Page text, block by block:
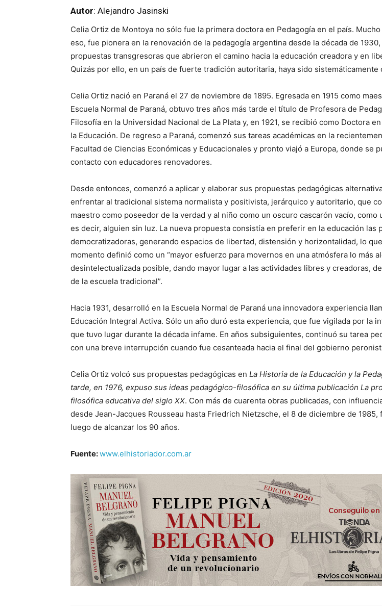
Autor: Alejandro Jasinski
Celia Ortiz de Montoya no sólo fue la primera doctora en Pedagogía en el país. Mucho
eso, fue pionera en la renovación de la pedagogía argentina desde la década de 1930,
propuestas transgresoras que abrieron el camino hacia la educación creadora y en
Quizás por ello, en un país de fuerte tradición autoritaria, haya sido sistemáticamente
Celia Ortiz nació en Paraná el 27 de noviembre de 1895. Egresada en 1915 como
Escuela Normal de Paraná, obtuvo tres años más tarde el título de Profesora de
Filosofía en la Universidad Nacional de La Plata y, en 1921, se recibió como Doctora
la Educación. De regreso a Paraná, comenzó sus tareas académicas en la
Facultad de Ciencias Económicas y Educacionales y pronto viajó a Europa, donde se
contacto con educadores renovadores.
Desde entonces, comenzó a aplicar y elaborar sus propuestas pedagógicas
enfrentar al tradicional sistema normalista y positivista, jerárquico y autoritario, que
maestro como poseedor de la verdad y al niño como un oscuro cascarón vacío, como
es decir, alguien sin luz. La nueva propuesta consistía en preferir en la educación las
democratizadoras, generando espacios de libertad, distensión y horizontalidad, lo
momento definió como un “mayor esfuerzo para movernos en una atmósfera lo más
desintelectualizada posible, dando mayor lugar a las actividades libres y creadoras,
de la escuela tradicional”.
Hacia 1931, desarrolló en la Escuela Normal de Paraná una innovadora experiencia
Educación Integral Activa. Sólo un año duró esta experiencia, que fue vigilada por la
que tuvo lugar durante la década infame. En años subsiguientes, continuó su tarea
con una breve interrupción cuando fue cesanteada hacia el final del gobierno
Celia Ortiz volcó sus propuestas pedagógicas en La Historia de la Educación y la
tarde, en 1976, expuso sus ideas pedagógico-filosófica en su última publicación La
filosófica educativa del siglo XX. Con más de cuarenta obras publicadas, con
desde Jean-Jacques Rousseau hasta Friedrich Nietzsche, el 8 de diciembre de 1985,
luego de alcanzar los 90 años.
Fuente:www.elhistoriador.com.ar